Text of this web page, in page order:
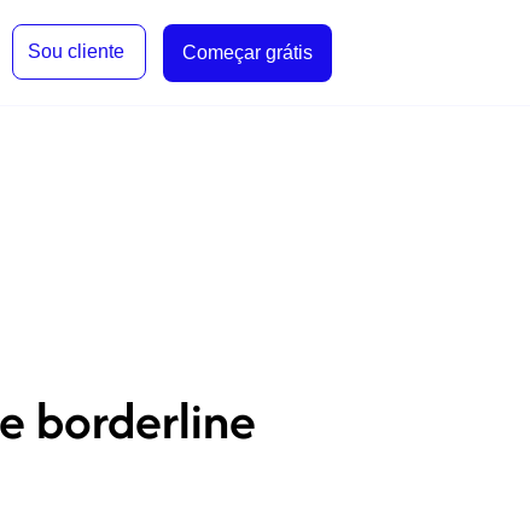
Sou cliente Começar grátis
borderline